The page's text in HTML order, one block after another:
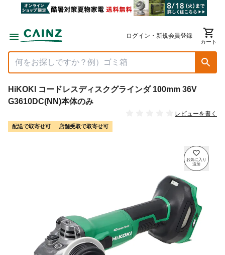
ログイン・新規会員登録
カート
HiKOKI コードレスディスクグラインダ 100mm 36V
G3610DC(NN)本体のみ
レビューを書く
配送で取寄せ可 店舗受取で取寄せ可